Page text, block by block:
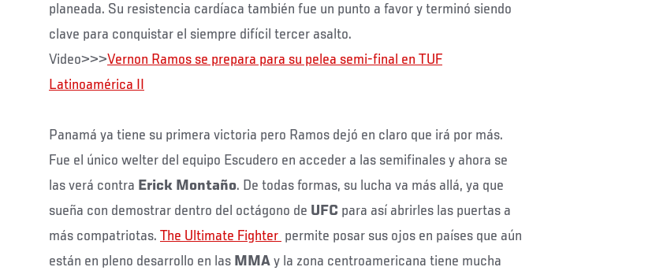
planeada. Su resistencia cardíaca también fue un punto a favor y terminó siendo
clave para conquistar el siempre difícil tercer asalto.
Video>>>Vernon Ramos se prepara para su pelea semi-final en TUF
Latinoamérica II
Panamá ya tiene su primera victoria pero Ramos dejó en claro que irá por más.
Fue el único welter del equipo Escudero en acceder a las semifinales y ahora se
las verá contra Erick Montaño. De todas formas, su lucha va más allá, ya que
sueña con demostrar dentro del octágono de UFC para así abrirles las puertas a
más compatriotas. The Ultimate Fighter permite posar sus ojos en países que aún
están en pleno desarrollo en las MMA y la zona centroamericana tiene mucha